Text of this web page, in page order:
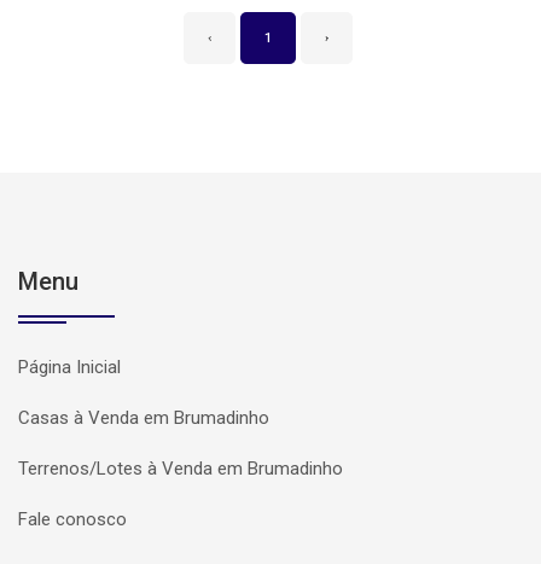
‹ 1 ›
Menu
Página Inicial
Casas à Venda em Brumadinho
Terrenos/Lotes à Venda em Brumadinho
Fale conosco